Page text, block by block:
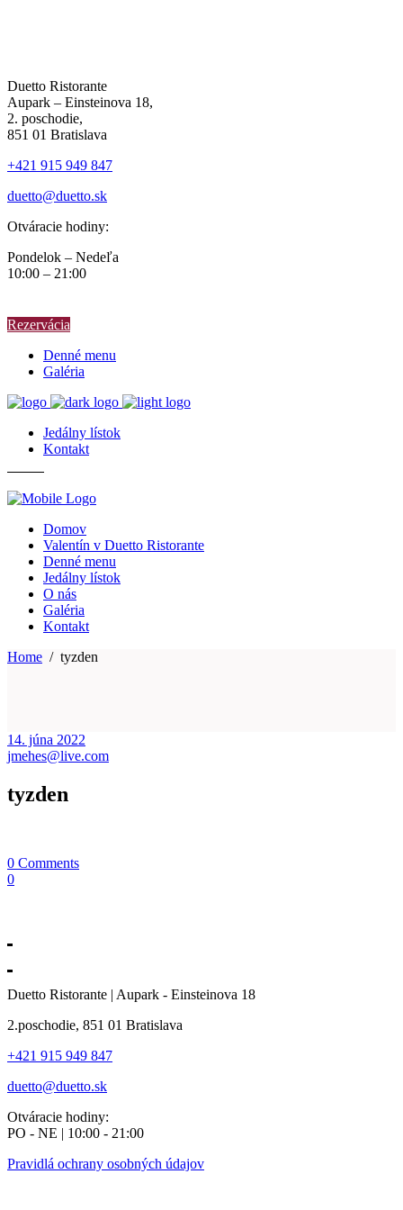
Duetto Ristorante
Aupark – Einsteinova 18,
2. poschodie,
851 01 Bratislava
+421 915 949 847
duetto@duetto.sk
Otváracie hodiny:
Pondelok – Nedeľa
10:00 – 21:00
Rezervácia
Denné menu
Galéria
Jedálny lístok
Kontakt
Domov
Valentín v Duetto Ristorante
Denné menu
Jedálny lístok
O nás
Galéria
Kontakt
Home / tyzden
14. júna 2022
jmehes@live.com
tyzden
0 Comments
0
Duetto Ristorante | Aupark - Einsteinova 18
2.poschodie, 851 01 Bratislava
+421 915 949 847
duetto@duetto.sk
Otváracie hodiny:
PO - NE | 10:00 - 21:00
Pravidlá ochrany osobných údajov